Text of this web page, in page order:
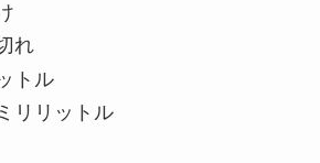
れ
トル
リリットル